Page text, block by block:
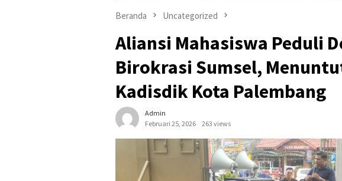
Beranda Uncategorized
Aliansi Mahasiswa Peduli
Birokrasi Sumsel,
Kadisdik Kota Palembang
Admin
Februari 25, 2026
263 views